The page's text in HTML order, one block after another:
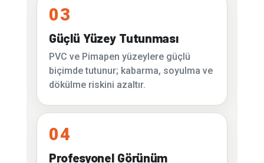
03
Güçlü Yüzey Tutunması
PVC ve Pimapen yüzeylere güçlü
biçimde tutunur; kabarma, soyulma ve
dökülme riskini azaltır.
04
Profesyonel Görünüm